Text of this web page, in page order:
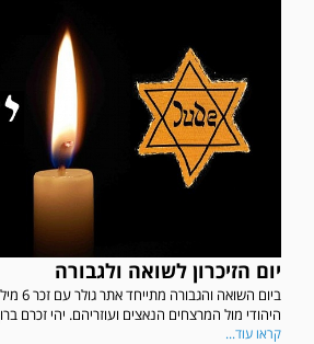
יום הזיכרון לשואה ולגבורה
ביום
היהודי מול המרצחים הנאצים ועוזריהם. יהי זכרם
קראו עוד...